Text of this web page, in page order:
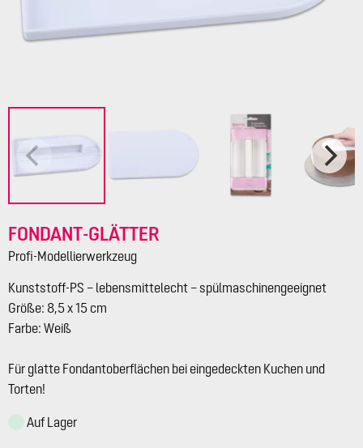
FONDANT-GLÄTTER
Profi-Modellierwerkzeug
Kunststoff-PS – lebensmittelecht – spülmaschinengeeignet
Größe: 8,5 x 15 cm
Farbe: Weiß
Für glatte Fondantoberflächen bei eingedeckten Kuchen und
Torten!
Auf Lager